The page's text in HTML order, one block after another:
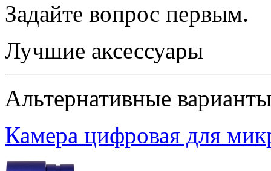
Задайте вопрос первым.
Лучшие аксессуары
Альтернативные варианты
Камера цифровая для